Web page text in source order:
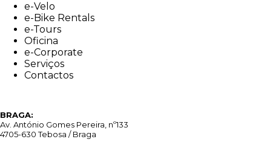
e-Velo
e-Bike Rentals
e-Tours
Oficina
e-Corporate
Serviços
Contactos
BRAGA:
Av. António Gomes Pereira, nº133
4705-630 Tebosa / Braga